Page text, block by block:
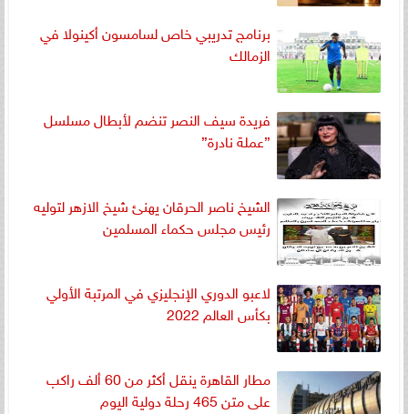
برنامج تدريبي خاص لسامسون أكينولا في
الزمالك
فريدة سيف النصر تنضم لأبطال مسلسل
”عملة نادرة”
الشيخ ناصر الحرقان يهنئ شيخ الازهر لتوليه
رئيس مجلس حكماء المسلمين
لاعبو الدوري الإنجليزي في المرتبة الأولي
بكأس العالم 2022
مطار القاهرة ينقل أكثر من 60 ألف راكب
على متن 465 رحلة دولية اليوم